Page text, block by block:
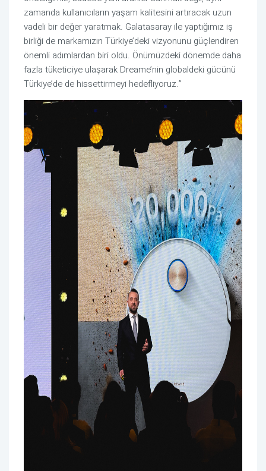
zamanda kullanıcıların yaşam kalitesini artıracak uzun
vadeli bir değer yaratmak. Galatasaray ile yaptığımız iş
birliği de markamızın Türkiye’deki vizyonunu güçlendiren
önemli adımlardan biri oldu. Önümüzdeki dönemde daha
fazla tüketiciye ulaşarak Dreame’nin globaldeki gücünü
Türkiye’de de hissettirmeyi hedefliyoruz.”